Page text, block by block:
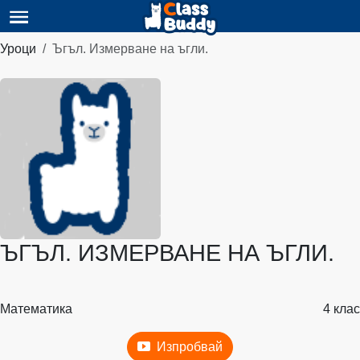
Уроци Ъгъл. Измерване на ъгли.
ЪГЪЛ. ИЗМЕРВАНЕ НА ЪГЛИ.
Математика 4 клас
Изпробвай